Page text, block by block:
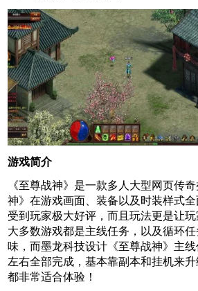
游戏简介
《至尊战神》是一款多人大型网页传
神》在游戏画面、装备以及时装样式全
受到玩家极大好评，而且玩法更是让
大多数游戏都是主线任务，以及循环
味，而墨龙科技设计《至尊战神》主
左右全部完成，基本靠副本和挂机来升
都非常适合体验！